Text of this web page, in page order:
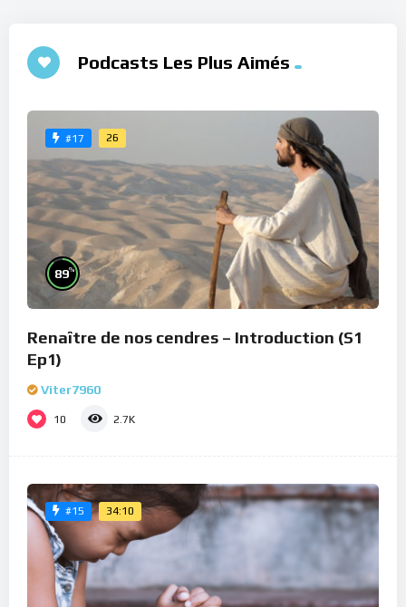
Podcasts Les Plus Aimés
#17 26
89%
Renaître de nos cendres – Introduction (S1
Ep1)
Viter7960
10 2.7K
#15 34:10